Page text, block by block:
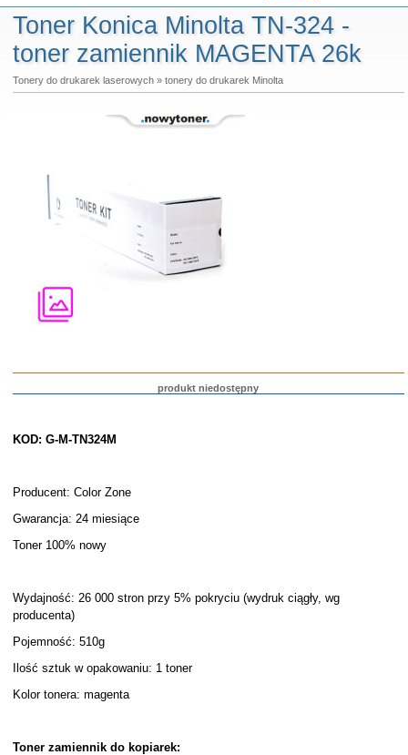
Toner Konica Minolta TN-324 -
toner zamiennik MAGENTA 26k
Tonery do drukarek laserowych» tonery do drukarek Minolta
produkt niedostępny
KOD: G-M-TN324M
Producent: Color Zone
Gwarancja: 24 miesiące
Toner 100% nowy
Wydajność: 26 000 stron przy 5% pokryciu (wydruk ciągły, wg
producenta)
Pojemność: 510g
Ilość sztuk w opakowaniu: 1 toner
Kolor tonera: magenta
Toner zamiennik do kopiarek: